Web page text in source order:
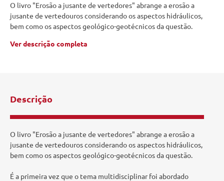
O livro "Erosão a jusante de vertedores" abrange a erosão a
jusante de vertedouros considerando os aspectos hidráulicos,
bem como os aspectos geológico-geotécnicos da questão.
Ver descrição completa
Descrição
O livro "Erosão a jusante de vertedores" abrange a erosão a
jusante de vertedouros considerando os aspectos hidráulicos,
bem como os aspectos geológico-geotécnicos da questão.
É a primeira vez que o tema multidisciplinar foi abordado